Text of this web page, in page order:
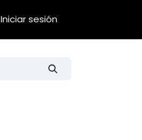
Iniciar sesión